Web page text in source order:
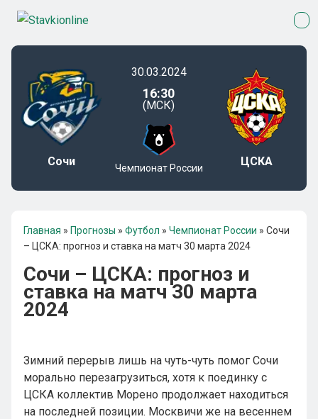
Сочи
30.03.2024
16:30
(МСК)
Чемпионат России ЦСКА
Главная » Прогнозы » Футбол » Чемпионат России » Сочи
– ЦСКА: прогноз и ставка на матч 30 марта 2024
Сочи – ЦСКА: прогноз и
ставка на матч 30 марта
2024
Зимний перерыв лишь на чуть-чуть помог Сочи
морально перезагрузиться, хотя к поединку с
ЦСКА коллектив Морено продолжает находиться
на последней позиции. Москвичи же на весеннем